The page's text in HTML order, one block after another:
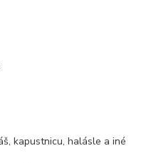
kapustnicu, halásle a iné